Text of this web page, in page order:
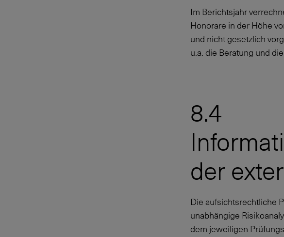
Im Berichtsjahr
Honorare in der Höhe
und nicht gesetzlich
u.a. die Beratung und
8.4
der
Die aufsichtsrechtliche
unabhängige
dem jeweiligen